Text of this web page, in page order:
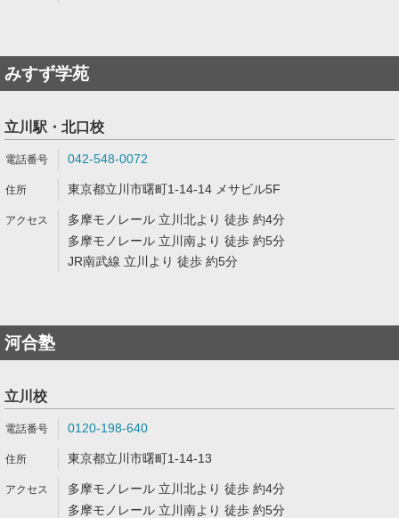
みすず学苑
立川駅・北口校
042-548-0072
東京都立川市曙町1-14-14 メサビル5F
多摩モノレール 立川北より 徒歩 約4分
多摩モノレール 立川南より 徒歩 約5分
JR南武線 立川より 徒歩 約5分
河合塾
立川校
0120-198-640
東京都立川市曙町1-14-13
多摩モノレール 立川北より 徒歩 約4分
多摩モノレール 立川南より 徒歩 約5分